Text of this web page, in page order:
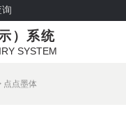
）系统
SYSTEM
点点墨体